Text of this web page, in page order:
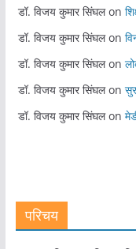
डॉ. विजय कुमार सिंघलon
डॉ. विजय कुमार सिंघलon
डॉ. विजय कुमार सिंघलon
डॉ. विजय कुमार सिंघलon
डॉ. विजय कुमार सिंघलon
परिचय